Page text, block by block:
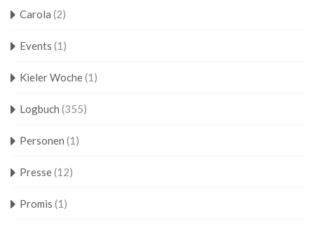
Carola (2)
Events (1)
Kieler Woche(1)
Logbuch (355)
Personen (1)
Presse(12)
Promis (1)